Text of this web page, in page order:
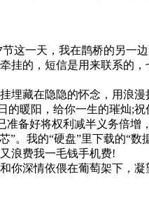
这一天，我在鹊桥的另一
的，短信是用来联系的
藏在隐隐的怀念，用浪
暖阳，给你一生的璀灿;祝
备好将权利减半义务倍增
。我的“硬盘”里下载的“数
浪费我一毛钱手机费!
深情依偎在葡萄架下，